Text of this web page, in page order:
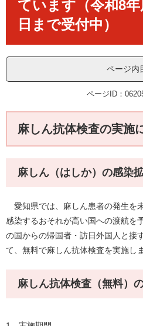
ています（令和8
日まで受付中）
ページ内
ページID：
麻しん抗体検査の実施
麻しん（はしか）の感染
愛知県では、麻しん患者の発生を
感染するおそれが高い国への渡航を
の国からの帰国者・訪日外国人と接
て、無料で麻しん抗体検査を実施しま
麻しん抗体検査（無料）